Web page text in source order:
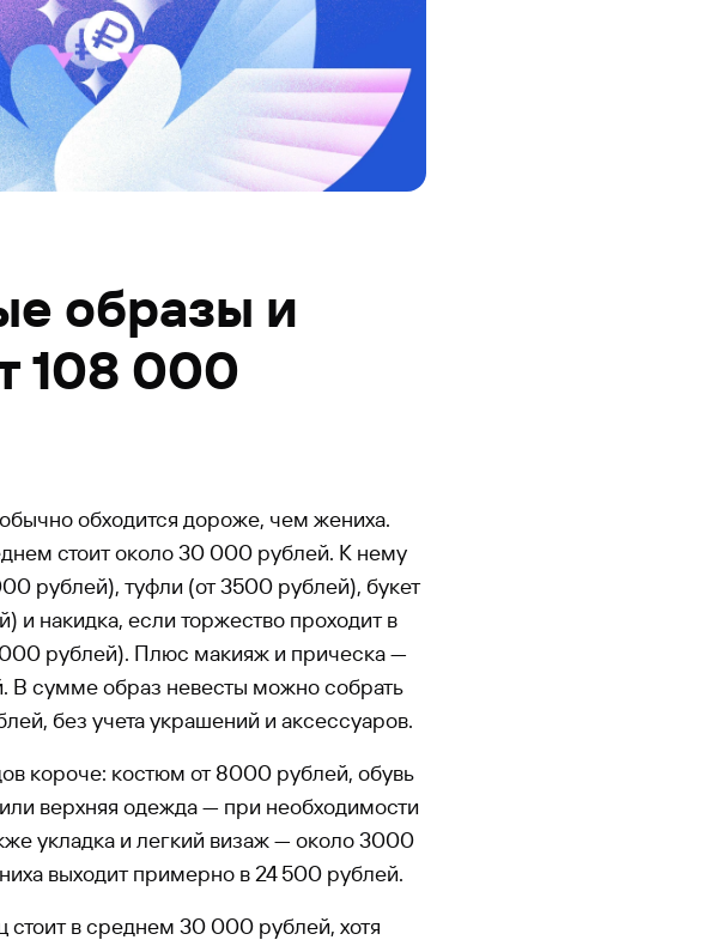
образы и
108 000
обходится дороже, чем жениха.
стоит около 30 000 рублей. К нему
рублей), туфли (от 3500 рублей), букет
накидка, если торжество проходит в
рублей). Плюс макияж и прическа —
В сумме образ невесты можно собрать
без учета украшений и аксессуаров.
короче: костюм от 8000 рублей, обувь
верхняя одежда — при необходимости
укладка и легкий визаж — около 3000
выходит примерно в 24 500 рублей.
стоит в среднем 30 000 рублей, хотя